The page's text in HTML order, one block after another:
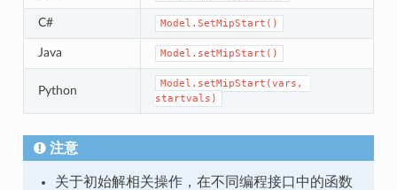
C# Model.SetMipStart()
Java Model.setMipStart()
Python
Model.setMipStart(vars,
startvals)
注意
关于初始解相关操作，在不同编程接口中的函数